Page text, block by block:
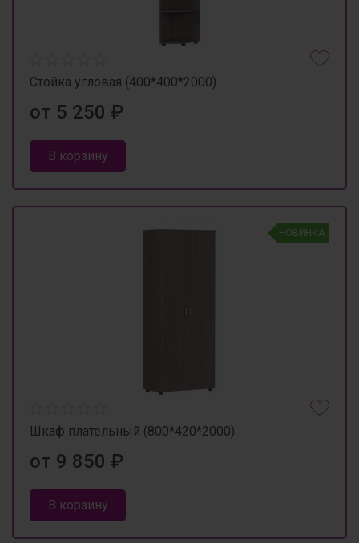
Стойка угловая (400*400*2000)
от 5 250 ₽
В корзину
НОВИНКА
Шкаф плательный (800*420*2000)
от 9 850 ₽
В корзину